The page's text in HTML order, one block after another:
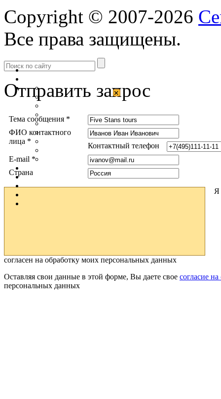
Copyright © 2007-2026
Все права защищены.
Отправить запрос
Тема сообщения *
ФИО контактного
лица *
Контактный телефон
E-mail *
Страна
Я
согласен на обработку моих персональных данных
Оставляя свои данные в этой форме, Вы даете свое согласие
персональных данных
×